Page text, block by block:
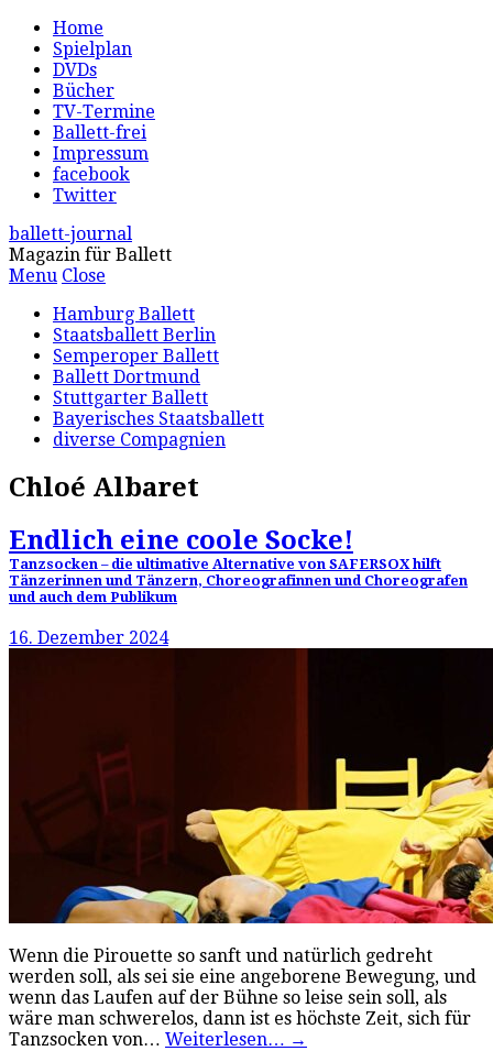
Home
Spielplan
DVDs
Bücher
TV-Termine
Ballett-frei
Impressum
facebook
Twitter
ballett-journal
Magazin für Ballett
Menu Close
Hamburg Ballett
Staatsballett Berlin
Semperoper Ballett
Ballett Dortmund
Stuttgarter Ballett
Bayerisches Staatsballett
diverse Compagnien
Chloé Albaret
Endlich eine coole Socke!
Tanzsocken – die ultimative Alternative von SAFERSOX hilft
Tänzerinnen und Tänzern, Choreografinnen und Choreografen
und auch dem Publikum
16. Dezember 2024
Wenn die Pirouette so sanft und natürlich gedreht
werden soll, als sei sie eine angeborene Bewegung, und
wenn das Laufen auf der Bühne so leise sein soll, als
wäre man schwerelos, dann ist es höchste Zeit, sich für
Tanzsocken von… Weiterlesen… →